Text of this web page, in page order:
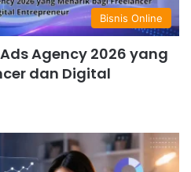
Bisnis Online
Agency 2026 yang
dan Digital